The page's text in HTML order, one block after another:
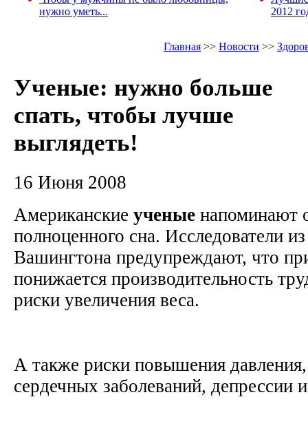
нужно уметь...
2012
Главная >> Новости >>
Ученые: нужно больше
спать, чтобы лучше
выглядеть!
16 Июня 2008
Американские ученые напоминают
полноценного сна. Исследователи
Вашингтона предупреждают, что
понижается производительность
риски увеличения веса.
А также риски повышения давления,
сердечных заболеваний, депрессии